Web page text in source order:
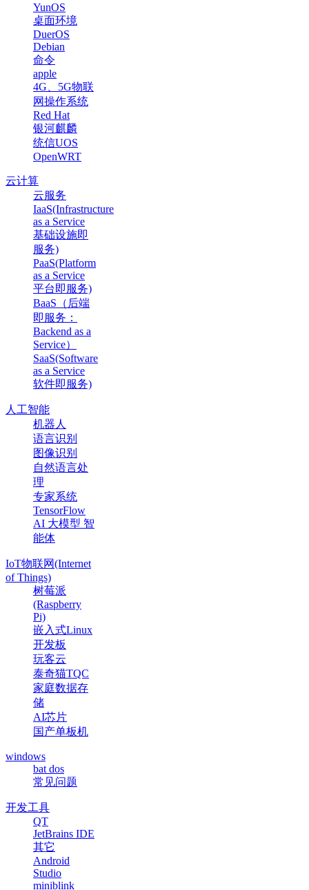
YunOS
桌面环境
DuerOS
Debian
命令
apple
4G、5G物联
网操作系统
Red Hat
银河麒麟
统信UOS
OpenWRT
云计算
云服务
IaaS(Infrastructure
as a Service
基础设施即
服务)
PaaS(Platform
as a Service
平台即服务)
BaaS（后端
即服务：
Backend as a
Service）
SaaS(Software
as a Service
软件即服务)
人工智能
机器人
语言识别
图像识别
自然语言处
理
专家系统
TensorFlow
AI 大模型 智
能体
IoT物联网(Internet
of Things)
树莓派
(Raspberry
Pi)
嵌入式Linux
开发板
玩客云
泰奇猫TQC
家庭数据存
储
AI芯片
国产单板机
windows
bat dos
常见问题
开发工具
QT
JetBrains IDE
其它
Android
Studio
miniblink